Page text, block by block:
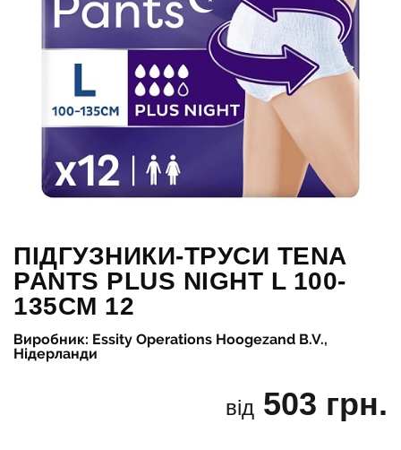
ПІДГУЗНИКИ-ТРУСИ TENA
PANTS PLUS NIGHT L 100-
135СМ 12
Виробник: Essity Operations Hoogezand B.V.,
Нідерланди
від 503 грн.